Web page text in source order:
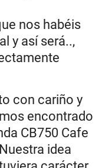
nos habéis
y así será..,
con cariño y
encontrado
CB750 Cafe
idea